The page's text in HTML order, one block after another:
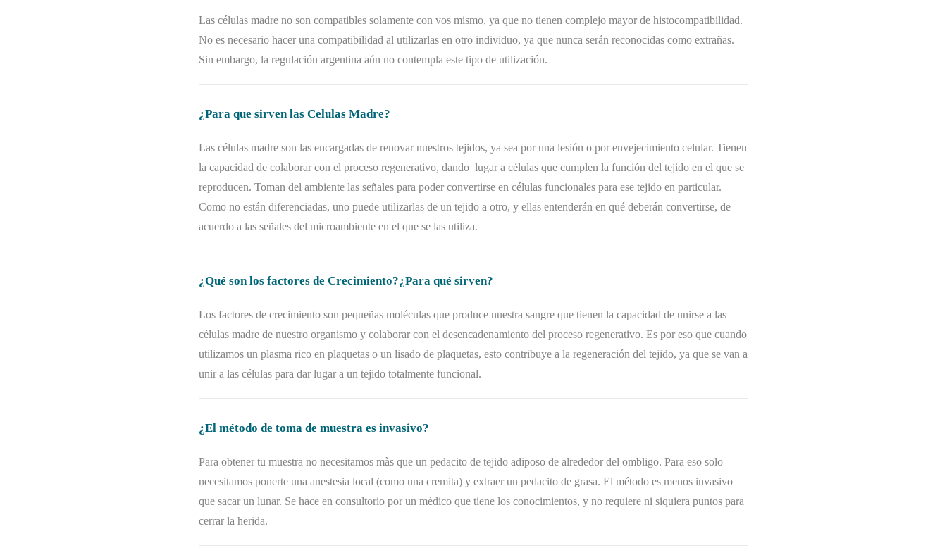
Las células madre no son compatibles solamente con vos mismo, ya que no tienen complejo mayor de histocompatibilidad.
No es necesario hacer una compatibilidad al utilizarlas en otro individuo, ya que nunca serán reconocidas como extrañas.
Sin embargo, la regulación argentina aún no contempla este tipo de utilización.
¿Para que sirven las Celulas Madre?
Las células madre son las encargadas de renovar nuestros tejidos, ya sea por una lesión o por envejecimiento celular. Tienen
la capacidad de colaborar con el proceso regenerativo, dando lugar a células que cumplen la función del tejido en el que se
reproducen. Toman del ambiente las señales para poder convertirse en células funcionales para ese tejido en particular.
Como no están diferenciadas, uno puede utilizarlas de un tejido a otro, y ellas entenderán en qué deberán convertirse, de
acuerdo a las señales del microambiente en el que se las utiliza.
¿Qué son los factores de Crecimiento?¿Para qué sirven?
Los factores de crecimiento son pequeñas moléculas que produce nuestra sangre que tienen la capacidad de unirse a las
células madre de nuestro organismo y colaborar con el desencadenamiento del proceso regenerativo. Es por eso que cuando
utilizamos un plasma rico en plaquetas o un lisado de plaquetas, esto contribuye a la regeneración del tejido, ya que se van a
unir a las células para dar lugar a un tejido totalmente funcional.
¿El método de toma de muestra es invasivo?
Para obtener tu muestra no necesitamos màs que un pedacito de tejido adiposo de alrededor del ombligo. Para eso solo
necesitamos ponerte una anestesia local (como una cremita) y extraer un pedacito de grasa. El método es menos invasivo
que sacar un lunar. Se hace en consultorio por un mèdico que tiene los conocimientos, y no requiere ni siquiera puntos para
cerrar la herida.